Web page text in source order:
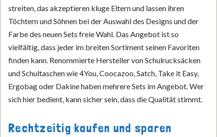
streiten, das akzeptieren kluge Eltern und lassen ihren
Töchtern und Söhnen bei der Auswahl des Designs und der
Farbe des neuen Sets freie Wahl. Das Angebot ist so
vielfältig, dass jeder im breiten Sortiment seinen Favoriten
finden kann. Renommierte Hersteller von Schulrucksäcken
und Schultaschen wie 4You, Coocazoo, Satch, Take it Easy,
Ergobag oder Dakine haben mehrere Sets im Angebot. Wer
sich hier bedient, kann sicher sein, dass die Qualität stimmt.
Rechtzeitig kaufen und sparen